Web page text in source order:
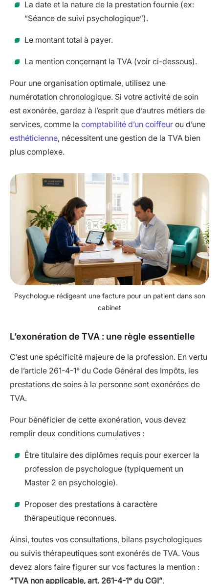
La date et la nature de la prestation fournie (ex:
“Séance de suivi psychologique”).
Le montant total à payer.
La mention concernant la TVA (voir ci-dessous).
Pour une organisation optimale, utilisez une
numérotation chronologique. Si votre activité de soin
est exonérée, gardez à l’esprit que d’autres métiers de
services, comme la comptabilité d’un coiffeur ou d’une
esthéticienne, nécessitent une gestion de la TVA bien
plus complexe.
Psychologue rédigeant une facture pour un patient dans son
cabinet
L’exonération de TVA : une règle essentielle
C’est une spécificité majeure de la profession. En vertu
de l’article 261-4-1° du Code Général des Impôts, les
prestations de soins à la personne sont exonérées de
TVA.
Pour bénéficier de cette exonération, vous devez
remplir deux conditions cumulatives :
Être titulaire des diplômes requis pour exercer la
profession de psychologue (typiquement un
Master 2 en psychologie).
Proposer des prestations à caractère
thérapeutique reconnues.
Ainsi, toutes vos consultations, bilans psychologiques
ou suivis thérapeutiques sont exonérés de TVA. Vous
devez alors faire figurer sur vos factures la mention :
“TVA non applicable, art. 261-4-1° du CGI”.